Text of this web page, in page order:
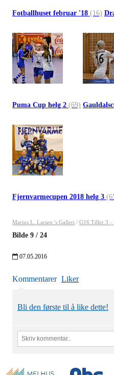
Fotballhuset februar '18 (16)
Puma Cup helg 2 (69)
Fjernvarmecupen 2018 helg 3
Marius L. Larsen 's Galleri / G16 Tiller 3 -
Bilde 9 / 24
07.05.2016
Kommentarer Liker
Bli den første til å like dette!